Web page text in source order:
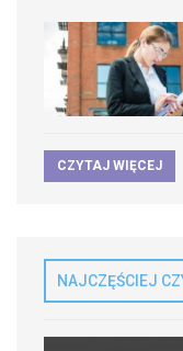
CZYTAJ WIĘCEJ
NAJCZĘŚCIEJ